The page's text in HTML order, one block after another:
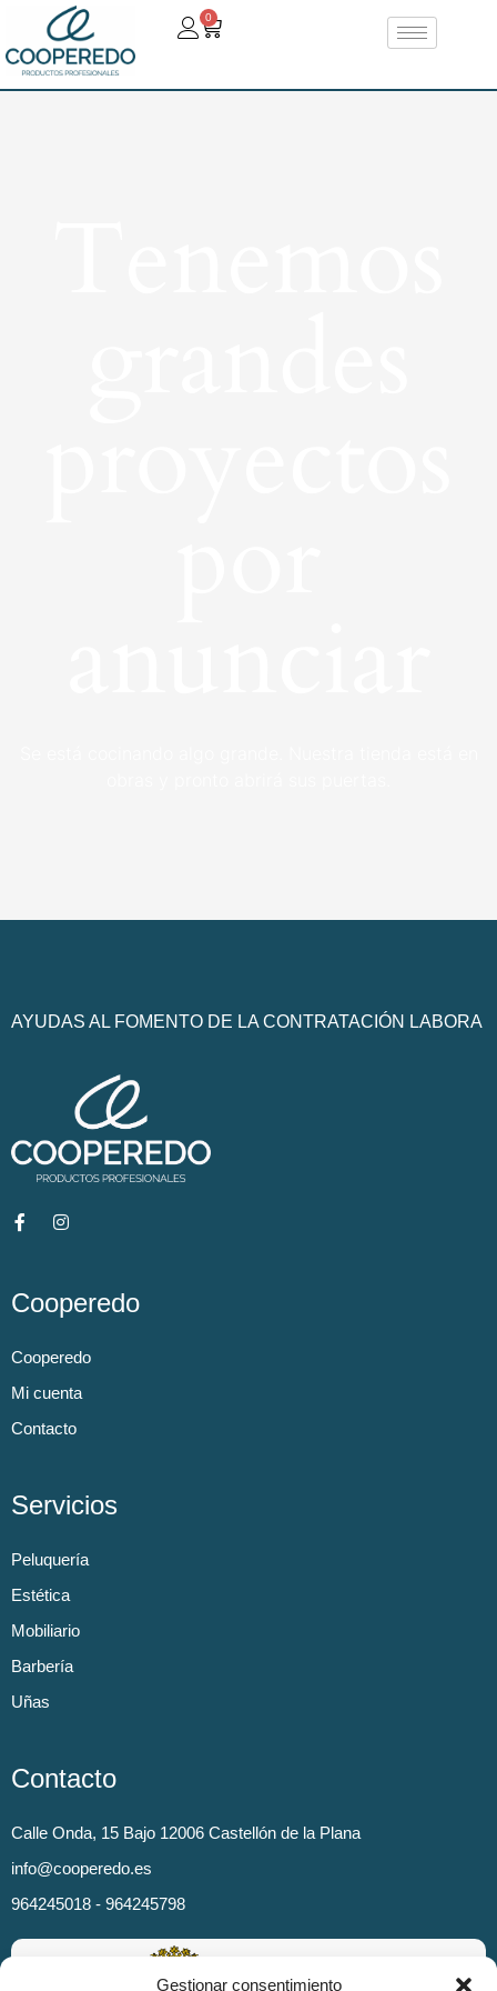
Gestionar consentimiento
0
AYUDAS AL FOMENTO DE LA CONTRATACIÓN LABORA
Cooperedo
Cooperedo
Mi cuenta
Contacto
Servicios
Peluquería
Estética
Mobiliario
Barbería
Uñas
Contacto
Calle Onda, 15 Bajo 12006 Castellón de la Plana
info@cooperedo.es
964245018 - 964245798